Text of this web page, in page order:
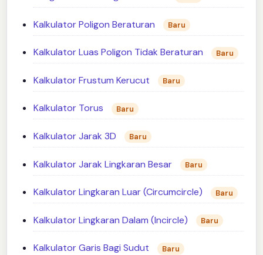
Kalkulator Poligon Beraturan Baru
Kalkulator Luas Poligon Tidak Beraturan Baru
Kalkulator Frustum Kerucut Baru
Kalkulator Torus Baru
Kalkulator Jarak 3D Baru
Kalkulator Jarak Lingkaran Besar Baru
Kalkulator Lingkaran Luar (Circumcircle) Baru
Kalkulator Lingkaran Dalam (Incircle) Baru
Kalkulator Garis Bagi Sudut Baru